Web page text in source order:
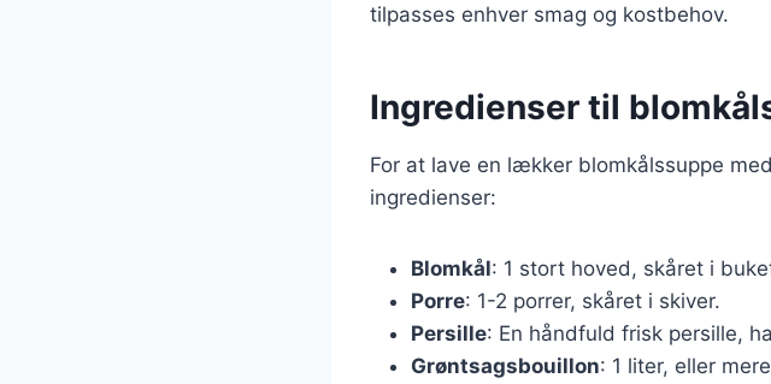
tilpasses enhver smag og kostbehov.
Ingredienser til
For at lave en lækker blomkålssuppe
ingredienser:
Blomkål: 1 stort hoved, skåret i
Porre: 1-2 porrer, skåret i skiver.
Persille: En håndfuld frisk persille,
Grøntsagsbouillon: 1 liter, eller